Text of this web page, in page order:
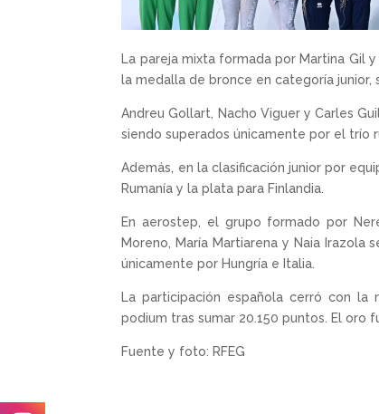
La pareja mixta formada por Martina Gil
la medalla de bronce en categoría junior,
Andreu Gollart, Nacho Viguer y Carles
siendo superados únicamente por el trío
Además, en la clasificación junior por
Rumanía y la plata para Finlandia.
En aerostep, el grupo formado por
Moreno, María Martiarena y Naia
únicamente por Hungría e Italia.
La participación española cerró con
podium tras sumar 20.150 puntos. El oro
Fuente y foto: RFEG